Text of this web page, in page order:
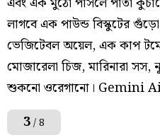
লাগবে এক পাউন্ড বিস্কুটের
ভেজিটেবল অয়েল, এক কাপ
মোজারেলা চিজ, মারিনারা সস,
শুকনো ওরেগানো। Gemini
3/ 8